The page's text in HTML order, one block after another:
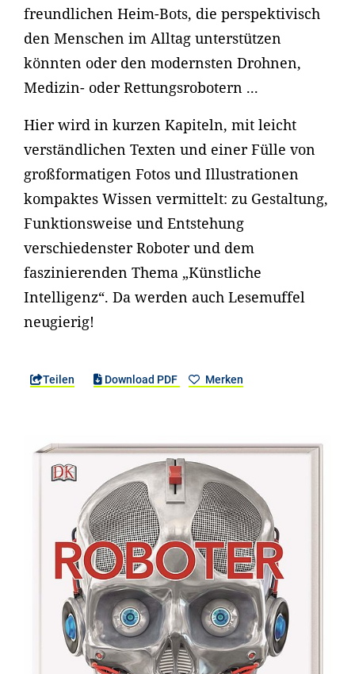
freundlichen Heim-Bots, die perspektivisch
den Menschen im Alltag unterstützen
könnten oder den modernsten Drohnen,
Medizin- oder Rettungsrobotern ...
Hier wird in kurzen Kapiteln, mit leicht
verständlichen Texten und einer Fülle von
großformatigen Fotos und Illustrationen
kompaktes Wissen vermittelt: zu Gestaltung,
Funktionsweise und Entstehung
verschiedenster Roboter und dem
faszinierenden Thema „Künstliche
Intelligenz“. Da werden auch Lesemuffel
neugierig!
Teilen Download PDF Merken